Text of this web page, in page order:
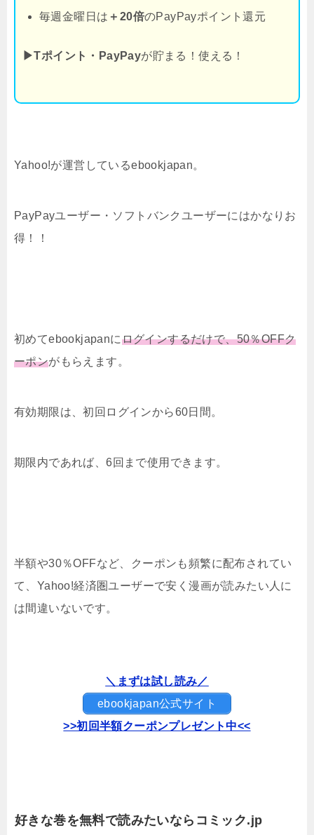
毎週金曜日は ＋20倍のPayPayポイント還元
▶Tポイント・PayPayが貯まる！使える！
Yahoo!が運営しているebookjapan。
PayPayユーザー・ソフトバンクユーザーにはかなりお
得！！
初めてebookjapanにログインするだけで、50％OFFク
ーポンがもらえます。
有効期限は、初回ログインから60日間。
期限内であれば、6回まで使用できます。
半額や30％OFFなど、クーポンも頻繁に配布されてい
て、Yahoo!経済圏ユーザーで安く漫画が読みたい人に
は間違いないです。
＼まずは試し読み／
ebookjapan公式サイト
>>初回半額クーポンプレゼント中<<
好きな巻を無料で読みたいならコミック.jp